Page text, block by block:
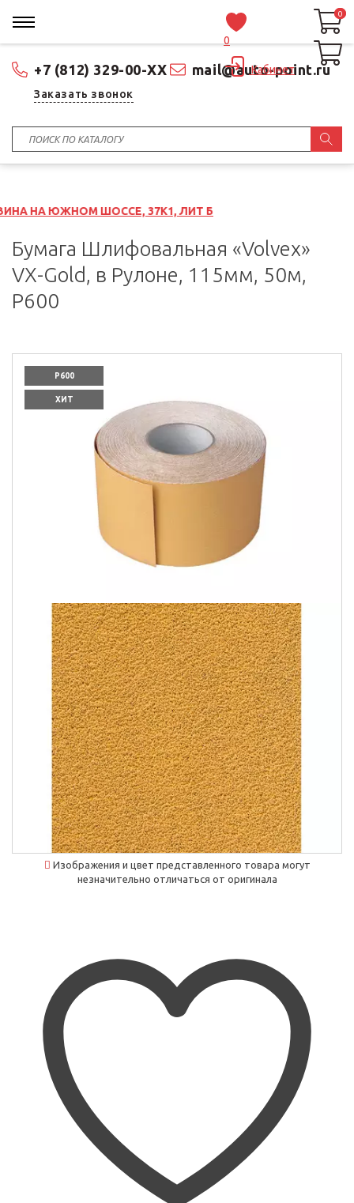
+7 (812) 329-00-XX mail@auto-point.ru
Заказать звонок
0
Кабинет
0
0
ШОССЕ, 37К1, ЛИТ Б
Бумага Шлифовальная «Volvex»
VX-Gold, в Рулоне, 115мм, 50м,
P600
P600
ХИТ
Изображения и цвет представленного товара могут
незначительно отличаться от оригинала